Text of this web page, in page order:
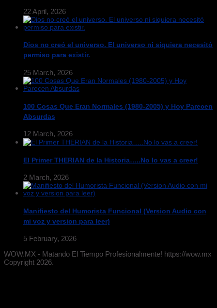
22 April, 2026
Dios no creó el universo. El universo ni siquiera necesitó
permiso para existir.
25 March, 2026
100 Cosas Que Eran Normales (1980-2005) y Hoy Parecen
Absurdas
12 March, 2026
El Primer THERIAN de la Historia…..No lo vas a creer!
2 March, 2026
Manifiesto del Humorista Funcional (Version Audio con
mi voz y version para leer)
5 February, 2026
WOW.MX - Matando El Tiempo Profesionalmente! https://wow.mx
Copyright 2026.